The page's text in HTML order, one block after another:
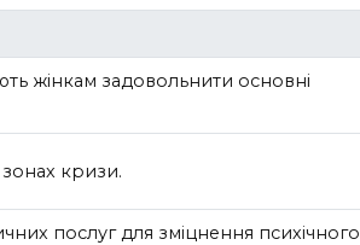
жінкам задовольнити основні
кризи.
послуг для зміцнення психічного